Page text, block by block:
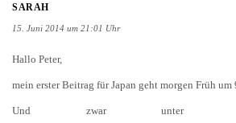
SARAH
15. Juni 2014 um 21:01 Uhr
Hallo Peter,
mein erster Beitrag für Japan geht morgen Früh um
Und zwar unter